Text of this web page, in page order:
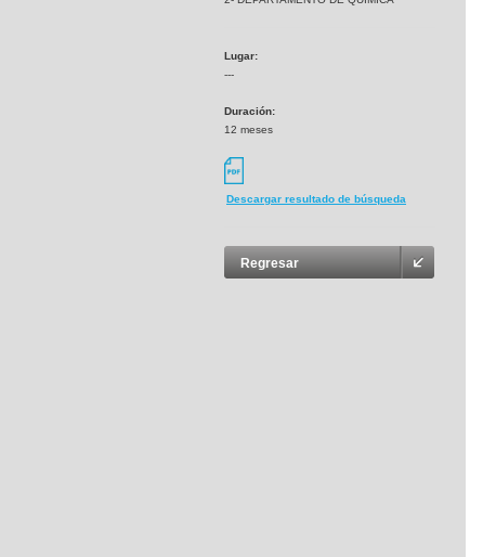
Lugar:
---
Duración:
12 meses
Descargar resultado de búsqueda
Regresar